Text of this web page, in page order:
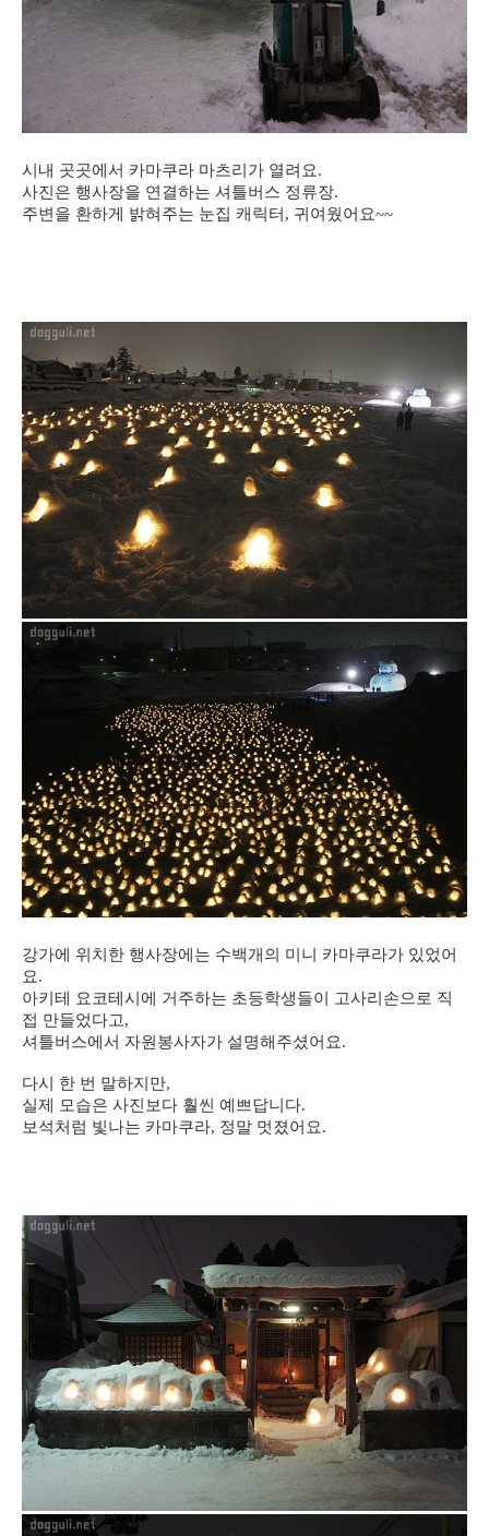
시내 곳곳에서 카마쿠라 마츠리가 열려요.
사진은 행사장을 연결하는 셔틀버스 정류장.
주변을 환하게 밝혀주는 눈집 캐릭터, 귀여웠어요~~
강가에 위치한 행사장에는 수백개의 미니 카마쿠라가 있었어
요.
아키테 요코테시에 거주하는 초등학생들이 고사리손으로 직
접 만들었다고,
셔틀버스에서 자원봉사자가 설명해주셨어요.
다시 한 번 말하지만,
실제 모습은 사진보다 훨씬 예쁘답니다.
보석처럼 빛나는 카마쿠라, 정말 멋졌어요.